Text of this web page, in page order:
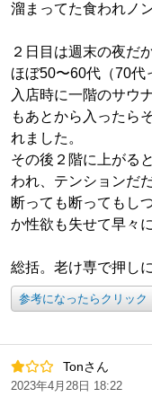
溜まってた食われノ
２日目は週末の夜だ
ほぼ50〜60代（70代
入店時に一階のサウ
もあとから入ったら
れました。
その後２階に上がる
われ、テンションだ
断っても断ってもし
か性欲も失せて早々
総括。老け専で押し
参考になったらクリック
Tonさん
2023年4月28日 18:22